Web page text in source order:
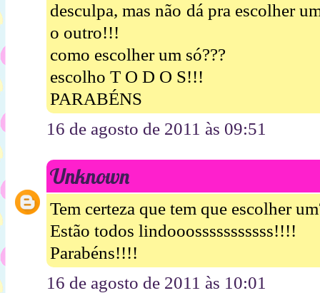
desculpa, mas não dá pra escolher
o outro!!!
como escolher um só???
escolho T O D O S!!!
PARABÉNS
16 de agosto de 2011 às 09:51
Unknown
Tem certeza que tem que escolher
Estão todos lindooosssssssssss!!!!
Parabéns!!!!
16 de agosto de 2011 às 10:01